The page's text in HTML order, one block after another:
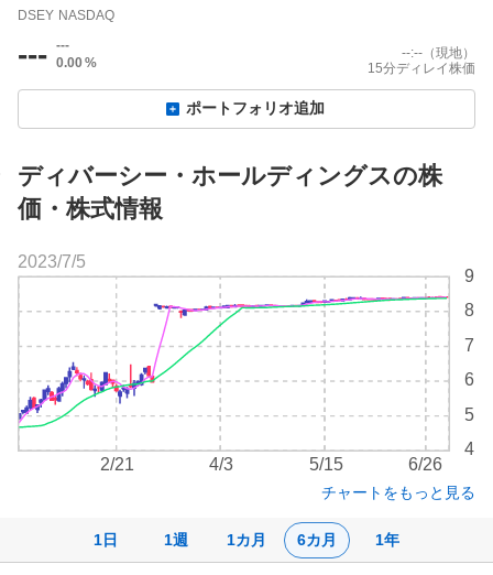
DSEY NASDAQ
--- ---
0.00%
--:-- （現地）
15分ディレイ株価
ポートフォリオ追加
ディバーシー・ホールディングスの株
価・株式情報
1日 1週 1カ月 6カ月 1年
4
5
6
7
8
9
2/21 4/3 5/15 6/26
2023/7/5
チャートをもっと見る